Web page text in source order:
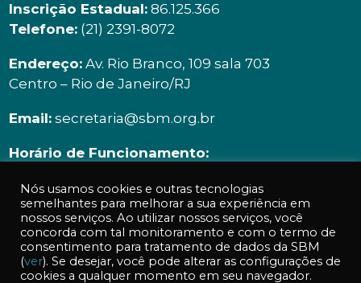
Inscrição Estadual: 86.125.366
Telefone: (21) 2391-8072
Endereço: Av. Rio Branco, 109 sala 703
Centro – Rio de Janeiro/RJ
Email: secretaria@sbm.org.br
Horário de Funcionamento:
Nós usamos cookies e outras tecnologias
semelhantes para melhorar a sua experiência em
nossos serviços. Ao utilizar nossos serviços, você
concorda com tal monitoramento e com o termo de
consentimento para tratamento de dados da SBM
(ver). Se desejar, você pode alterar as configurações de
cookies a qualquer momento em seu navegador.